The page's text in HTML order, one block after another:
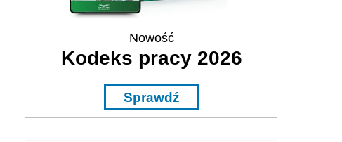
Nowość
Kodeks pracy 2026
Sprawdź